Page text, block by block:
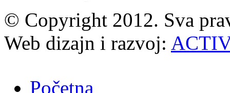
© Copyright 2012. Sva
Web dizajn i razvoj:
Početna